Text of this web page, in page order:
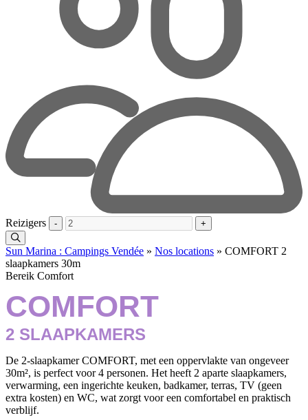
Reizigers - +
Sun Marina : Campings Vendée » Nos locations » COMFORT 2
slaapkamers 30m
Bereik Comfort
COMFORT
2 SLAAPKAMERS
De 2-slaapkamer COMFORT, met een oppervlakte van ongeveer
30m², is perfect voor 4 personen. Het heeft 2 aparte slaapkamers,
verwarming, een ingerichte keuken, badkamer, terras, TV (geen
extra kosten) en WC, wat zorgt voor een comfortabel en praktisch
verblijf.